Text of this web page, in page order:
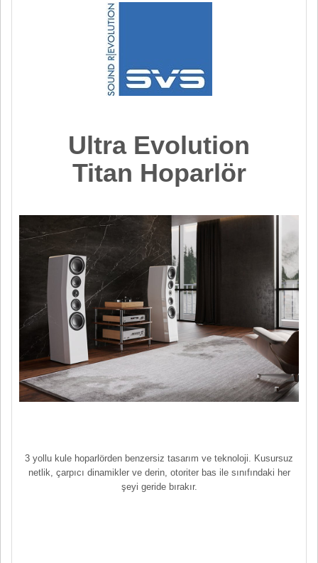
Ultra Evolution
Titan Hoparlör
3 yollu kule hoparlörden benzersiz tasarım ve teknoloji. Kusursuz
netlik, çarpıcı dinamikler ve derin, otoriter bas ile sınıfındaki her
şeyi geride bırakır.